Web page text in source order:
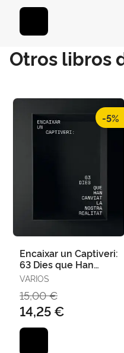
Otros libros
-5%
Encaixar un Captiveri:
63 Dies que Han
Canviat la Nostra
VARIOS
15,00 €
14,25 €